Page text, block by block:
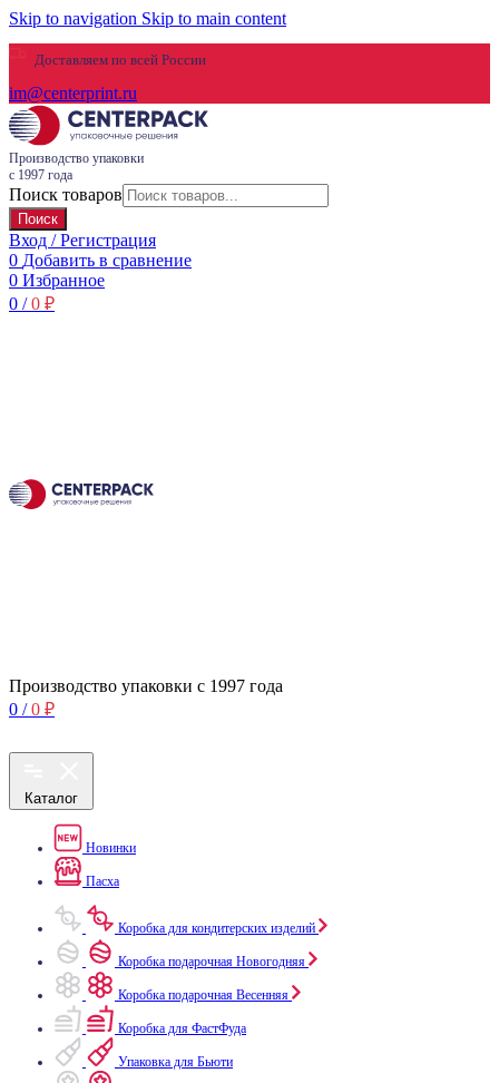
Skip to navigation Skip to main content
Доставляем по всей России
im@centerprint.ru
Производство упаковки
с 1997 года
Поиск товаров
Поиск
Вход / Регистрация
0 Добавить в сравнение
0 Избранное
0 / 0 ₽
Производство упаковки с 1997 года
0 / 0 ₽
Каталог
Новинки
Пасха
Коробка для кондитерских изделий
Коробка подарочная Новогодняя
Коробка подарочная Весенняя
Коробка для ФастФуда
Упаковка для Бьюти